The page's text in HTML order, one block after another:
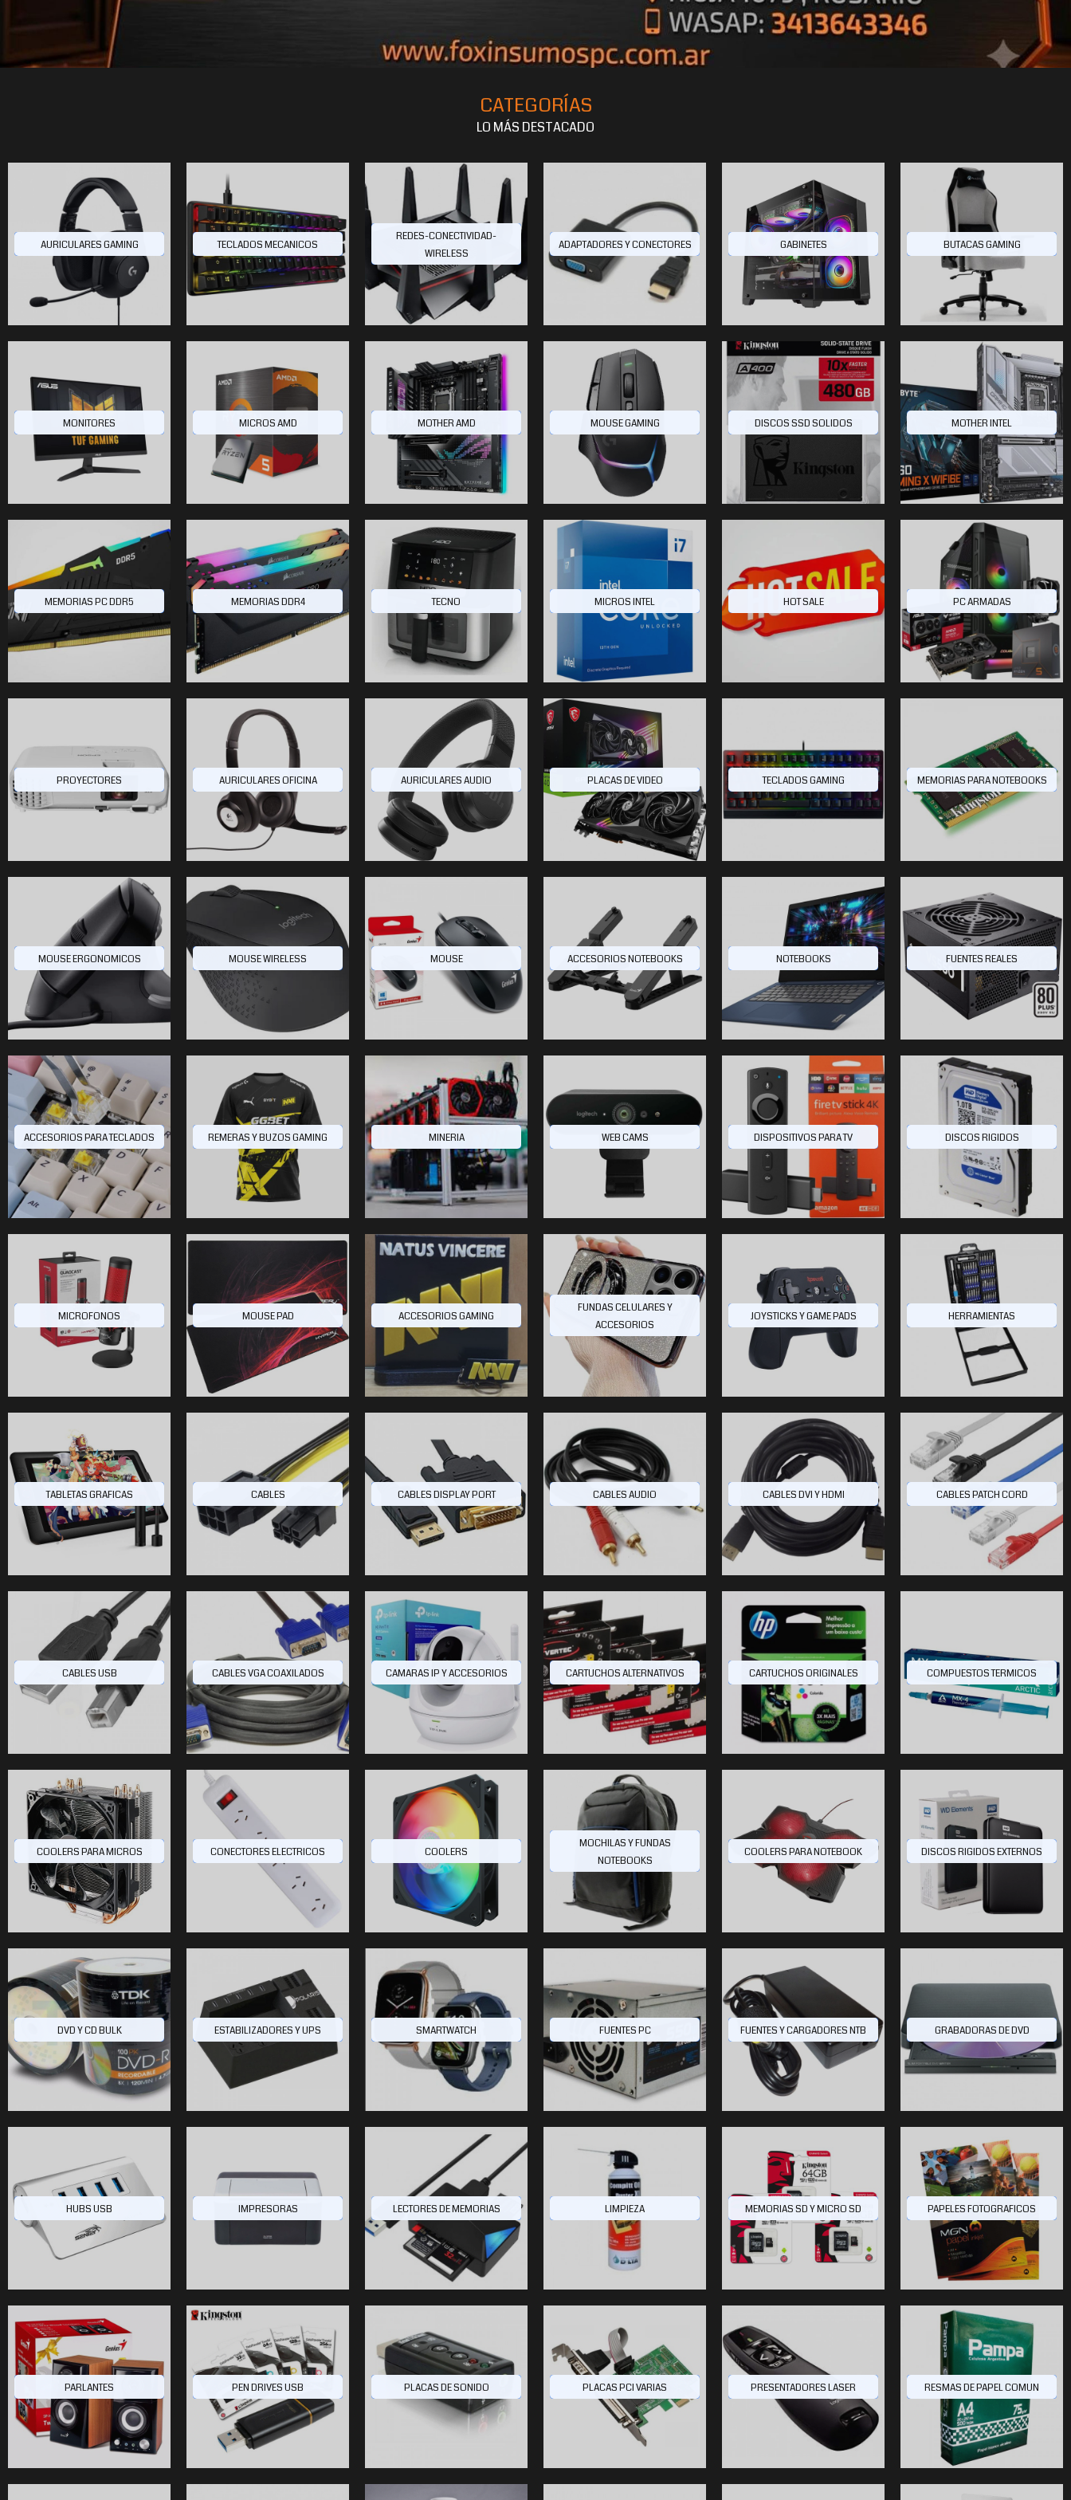
CATEGORÍAS
LO MÁS DESTACADO
AURICULARES GAMING TECLADOS MECANICOS
REDES-CONECTIVIDAD-
WIRELESS
ADAPTADORES Y CONECTORES GABINETES BUTACAS GAMING
MONITORES MICROS AMD MOTHER AMD MOUSE GAMING DISCOS SSD SOLIDOS MOTHER INTEL
MEMORIAS PC DDR5 MEMORIAS DDR4 TECNO MICROS INTEL HOT SALE PC ARMADAS
PROYECTORES AURICULARES OFICINA AURICULARES AUDIO PLACAS DE VIDEO TECLADOS GAMING MEMORIAS PARA NOTEBOOKS
MOUSE ERGONOMICOS MOUSE WIRELESS MOUSE ACCESORIOS NOTEBOOKS NOTEBOOKS FUENTES REALES
ACCESORIOS PARA TECLADOS REMERAS Y BUZOS GAMING MINERIA WEB CAMS DISPOSITIVOS PARA TV DISCOS RIGIDOS
MICROFONOS MOUSE PAD ACCESORIOS GAMING
FUNDAS CELULARES Y
ACCESORIOS
JOYSTICKS Y GAME PADS HERRAMIENTAS
TABLETAS GRAFICAS CABLES CABLES DISPLAY PORT CABLES AUDIO CABLES DVI Y HDMI CABLES PATCH CORD
CABLES USB CABLES VGA COAXILADOS CAMARAS IP Y ACCESORIOS CARTUCHOS ALTERNATIVOS CARTUCHOS ORIGINALES COMPUESTOS TERMICOS
COOLERS PARA MICROS CONECTORES ELECTRICOS COOLERS
MOCHILAS Y FUNDAS
NOTEBOOKS
COOLERS PARA NOTEBOOK DISCOS RIGIDOS EXTERNOS
DVD Y CD BULK ESTABILIZADORES Y UPS SMARTWATCH FUENTES PC FUENTES Y CARGADORES NTB GRABADORAS DE DVD
HUBS USB IMPRESORAS LECTORES DE MEMORIAS LIMPIEZA MEMORIAS SD Y MICRO SD PAPELES FOTOGRAFICOS
PARLANTES PEN DRIVES USB PLACAS DE SONIDO PLACAS PCI VARIAS PRESENTADORES LASER RESMAS DE PAPEL COMUN
$82.76400 $26.20480 $6.520
$12.47920 $76.33440 $19.045 $13.64960
$278.64640 $26.204 $37.42240
$173.675 $153.45920 $520.67600 $267.793